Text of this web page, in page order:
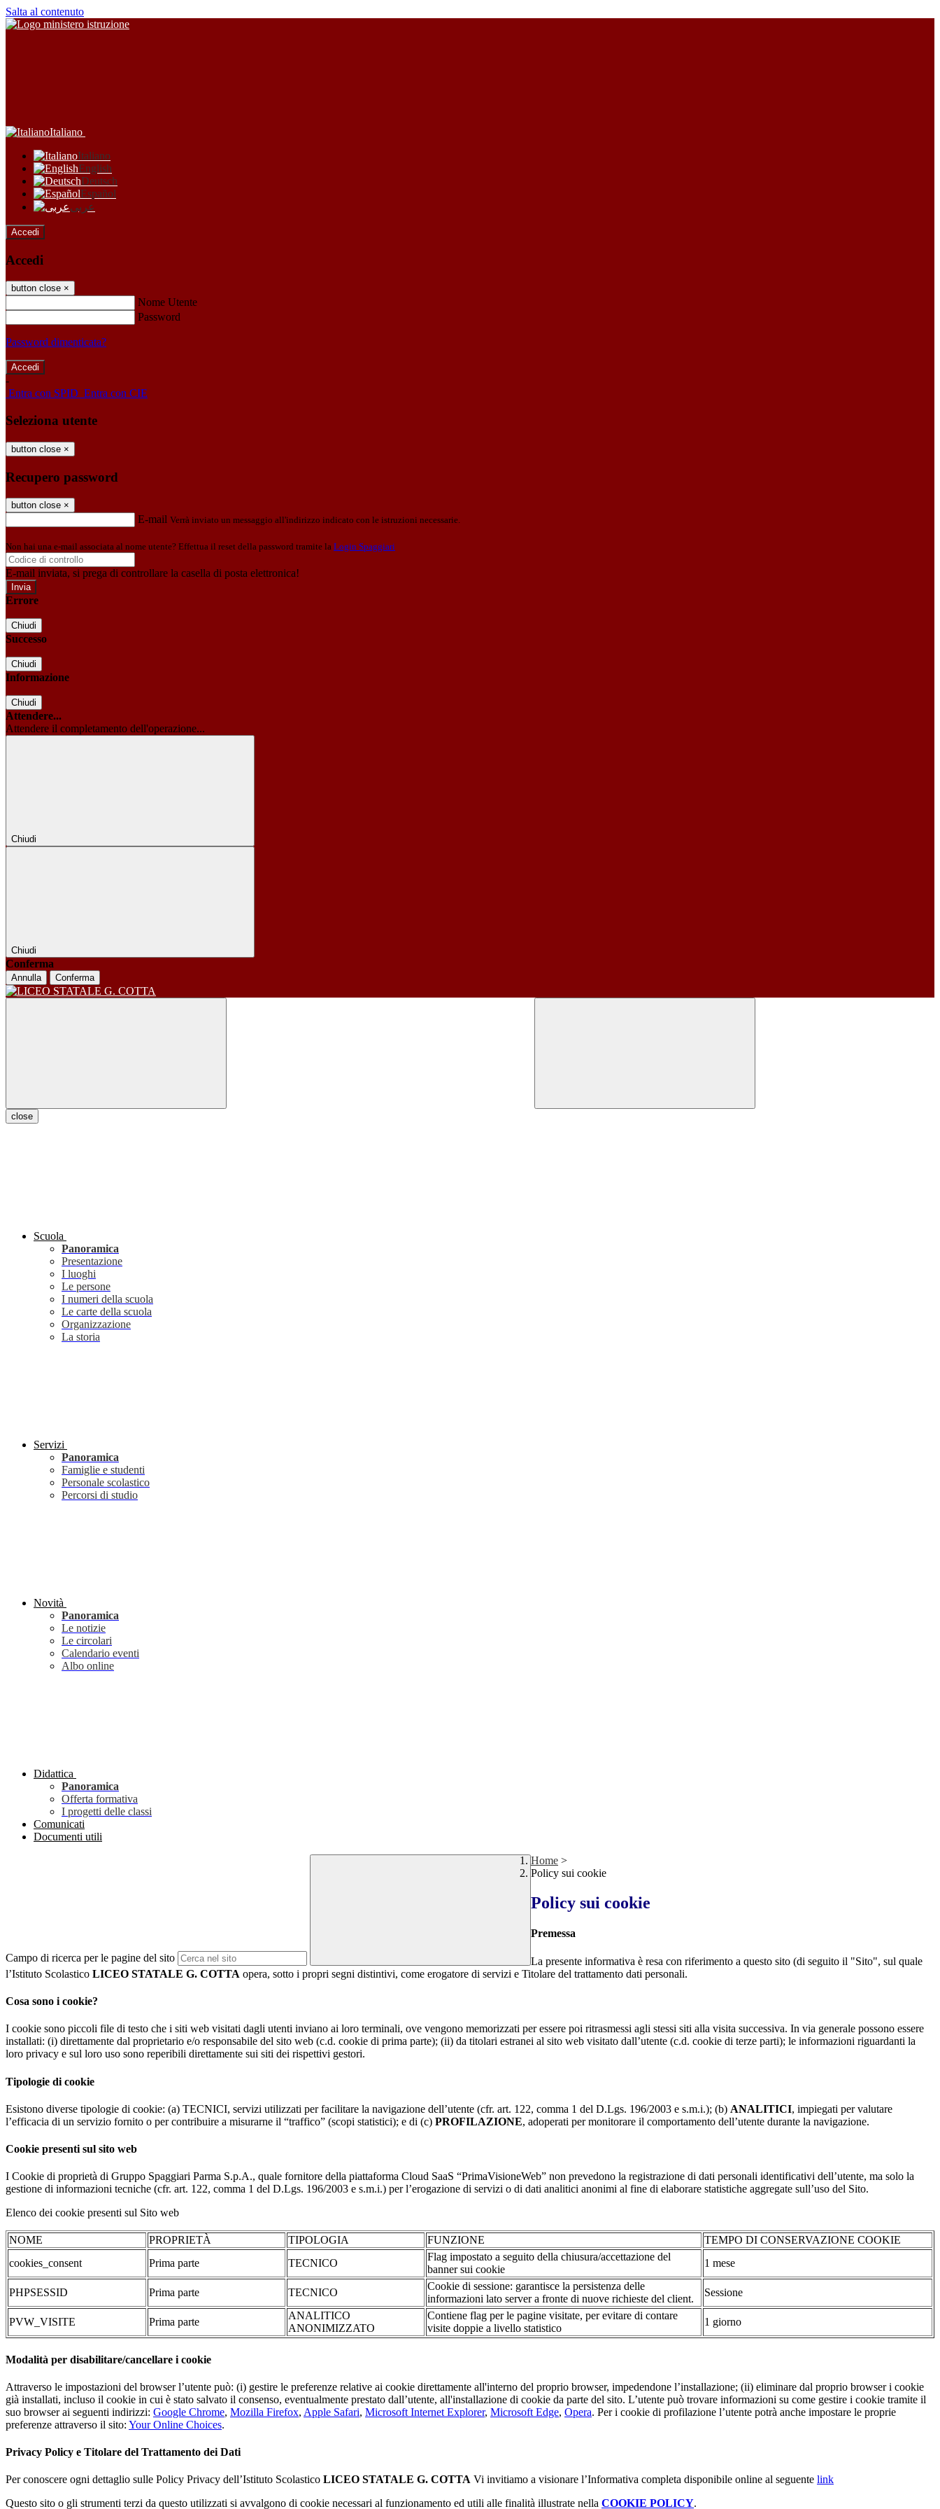
Salta al contenuto
Italiano
Italiano
English
Deutsch
Español
عربى
Accedi
Accedi
button close ×
Nome Utente
Password
Password dimenticata?
-
Entra con SPID Entra con CIE
Seleziona utente
button close ×
Recupero password
button close ×
E-mail Verrà inviato un messaggio all'indirizzo indicato con le istruzioni necessarie.
Non hai una e-mail associata al nome utente? Effettua il reset della password tramite la Login Spaggiari
E-mail inviata, si prega di controllare la casella di posta elettronica!
Errore
Chiudi
Successo
Chiudi
Informazione
Chiudi
Attendere...
Attendere il completamento dell'operazione...
Chiudi
Chiudi
Conferma
Annulla Conferma
close
Scuola
Panoramica
Presentazione
I luoghi
Le persone
I numeri della scuola
Le carte della scuola
Organizzazione
La storia
Servizi
Panoramica
Famiglie e studenti
Personale scolastico
Percorsi di studio
Novità
Panoramica
Le notizie
Le circolari
Calendario eventi
Albo online
Didattica
Panoramica
Offerta formativa
I progetti delle classi
Comunicati
Documenti utili
Campo di ricerca per le pagine del sito
Home >
Policy sui cookie
Policy sui cookie
Premessa
La presente informativa è resa con riferimento a questo sito (di seguito il "Sito", sul quale
l’Istituto Scolastico LICEO STATALE G. COTTA opera, sotto i propri segni distintivi, come erogatore di servizi e Titolare del trattamento dati personali.
Cosa sono i cookie?
I cookie sono piccoli file di testo che i siti web visitati dagli utenti inviano ai loro terminali, ove vengono memorizzati per essere poi ritrasmessi agli stessi siti alla visita successiva. In via generale possono essere
installati: (i) direttamente dal proprietario e/o responsabile del sito web (c.d. cookie di prima parte); (ii) da titolari estranei al sito web visitato dall’utente (c.d. cookie di terze parti); le informazioni riguardanti la
loro privacy e sul loro uso sono reperibili direttamente sui siti dei rispettivi gestori.
Tipologie di cookie
Esistono diverse tipologie di cookie: (a) TECNICI, servizi utilizzati per facilitare la navigazione dell’utente (cfr. art. 122, comma 1 del D.Lgs. 196/2003 e s.m.i.); (b) ANALITICI, impiegati per valutare
l’efficacia di un servizio fornito o per contribuire a misurarne il “traffico” (scopi statistici); e di (c) PROFILAZIONE, adoperati per monitorare il comportamento dell’utente durante la navigazione.
Cookie presenti sul sito web
I Cookie di proprietà di Gruppo Spaggiari Parma S.p.A., quale fornitore della piattaforma Cloud SaaS “PrimaVisioneWeb” non prevedono la registrazione di dati personali identificativi dell’utente, ma solo la
gestione di informazioni tecniche (cfr. art. 122, comma 1 del D.Lgs. 196/2003 e s.m.i.) per l’erogazione di servizi o di dati analitici anonimi al fine di elaborare statistiche aggregate sull’uso del Sito.
Elenco dei cookie presenti sul Sito web
NOME PROPRIETÀ TIPOLOGIA FUNZIONE
TEMPO DI CONSERVAZIONE COOKIE
cookies_consent
Prima parte TECNICO
Flag impostato a seguito della chiusura/accettazione del
banner sui cookie
1 mese
PHPSESSID Prima parte TECNICO
Cookie di sessione: garantisce la persistenza delle
informazioni lato server a fronte di nuove richieste del client.
Sessione
PVW_VISITE Prima parte
ANALITICO
ANONIMIZZATO
Contiene flag per le pagine visitate, per evitare di contare
visite doppie a livello statistico
1 giorno
Modalità per disabilitare/cancellare i cookie
Attraverso le impostazioni del browser l’utente può: (i) gestire le preferenze relative ai cookie direttamente all'interno del proprio browser, impedendone l’installazione; (ii) eliminare dal proprio browser i cookie
già installati, incluso il cookie in cui è stato salvato il consenso, eventualmente prestato dall’utente, all'installazione di cookie da parte del sito. L’utente può trovare informazioni su come gestire i cookie tramite il
suo browser ai seguenti indirizzi: Google Chrome, Mozilla Firefox, Apple Safari, Microsoft Internet Explorer, Microsoft Edge, Opera. Per i cookie di profilazione l’utente potrà anche impostare le proprie
preferenze attraverso il sito: Your Online Choices.
Privacy Policy e Titolare del Trattamento dei Dati
Per conoscere ogni dettaglio sulle Policy Privacy dell’Istituto Scolastico LICEO STATALE G. COTTA Vi invitiamo a visionare l’Informativa completa disponibile online al seguente link
Questo sito o gli strumenti terzi da questo utilizzati si avvalgono di cookie necessari al funzionamento ed utili alle finalità illustrate nella COOKIE POLICY.